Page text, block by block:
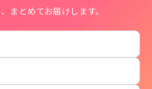
まとめてお届けします。